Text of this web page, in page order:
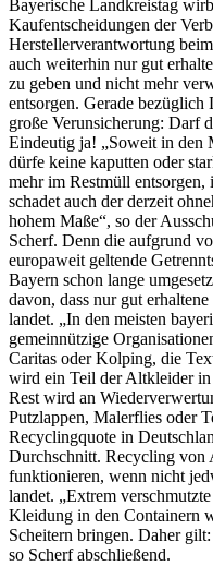
Bayerische Landkreistag
Kaufentscheidungen der
Herstellerverantwortung
auch weiterhin nur gut
zu geben und nicht mehr
entsorgen. Gerade bezüglich
große Verunsicherung: Darf
Eindeutig ja! „Soweit in den
dürfe keine kaputten oder
mehr im Restmüll entsorgen,
schadet auch der derzeit
hohem Maße“, so der
Scherf. Denn die aufgrund
europaweit geltende
Bayern schon lange
davon, dass nur gut
landet. „In den meisten
gemeinnützige
Caritas oder Kolping, die
wird ein Teil der Altkleider
Rest wird an
Putzlappen, Malerflies oder
Recyclingquote in
Durchschnitt. Recycling von
funktionieren, wenn nicht
landet. „Extrem
Kleidung in den Containern
Scheitern bringen. Daher
so Scherf abschließend.